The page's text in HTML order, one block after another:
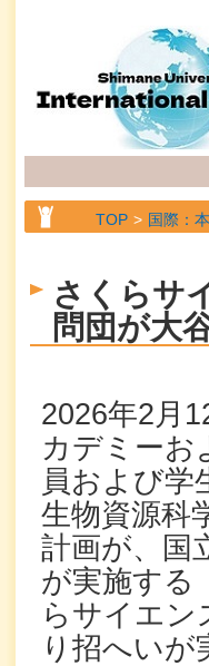
TOP 国際：
さくらサ
問団が大
2026年2月
カデミーお
員および学
生物資源科
計画が、国
が実施する
らサイエン
り招へいが